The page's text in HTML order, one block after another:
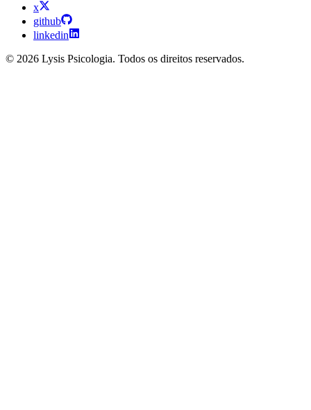
x
github
linkedin
© 2026 Lysis Psicologia. Todos os direitos reservados.